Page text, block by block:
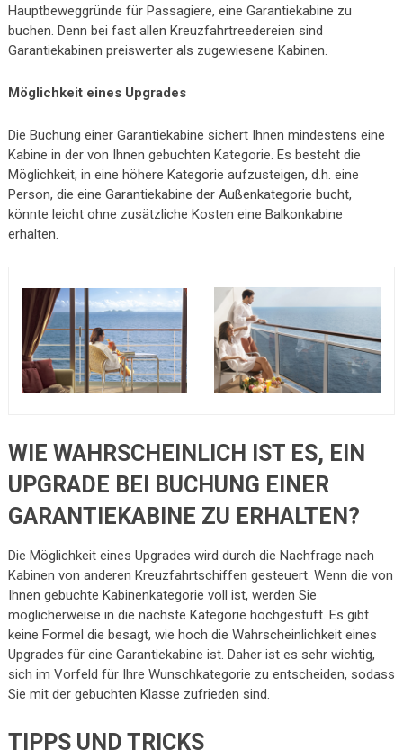
Hauptbeweggründe für Passagiere, eine Garantiekabine zu
buchen. Denn bei fast allen Kreuzfahrtreedereien sind
Garantiekabinen preiswerter als zugewiesene Kabinen.
Möglichkeit eines Upgrades
Die Buchung einer Garantiekabine sichert Ihnen mindestens eine
Kabine in der von Ihnen gebuchten Kategorie. Es besteht die
Möglichkeit, in eine höhere Kategorie aufzusteigen, d.h. eine
Person, die eine Garantiekabine der Außenkategorie bucht,
könnte leicht ohne zusätzliche Kosten eine Balkonkabine
erhalten.
WIE WAHRSCHEINLICH IST ES, EIN
UPGRADE BEI BUCHUNG EINER
GARANTIEKABINE ZU ERHALTEN?
Die Möglichkeit eines Upgrades wird durch die Nachfrage nach
Kabinen von anderen Kreuzfahrtschiffen gesteuert. Wenn die von
Ihnen gebuchte Kabinenkategorie voll ist, werden Sie
möglicherweise in die nächste Kategorie hochgestuft. Es gibt
keine Formel die besagt, wie hoch die Wahrscheinlichkeit eines
Upgrades für eine Garantiekabine ist. Daher ist es sehr wichtig,
sich im Vorfeld für Ihre Wunschkategorie zu entscheiden, sodass
Sie mit der gebuchten Klasse zufrieden sind.
TIPPS UND TRICKS